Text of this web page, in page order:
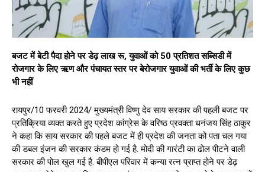
बजट में बेटी पैदा होने पर डेढ़ लाख रू, युवाओं को 50 प्रतिशत सब्सिडी में
रोजगार के लिए ऋण और पंचायत स्तर पर बेरोजगार युवाओं की भर्ती के लिए कुछ
भी नहीं
रायपुर/10 फरवरी 2024/ मुख्यमंत्री विष्णु देव साय सरकार की पहली बजट पर
प्रतिक्रिया व्यक्त करते हुए प्रदेश कांग्रेस के वरिष्ठ प्रवक्ता धनंजय सिंह ठाकुर
ने कहा कि साय सरकार की पहले बजट में ही प्रदेश की जनता को पता चल गया
की डबल इंजन की सरकार कंडम हो गई है. मोदी की गारंटी का ढोल पीटने वाली
सरकार की पोल खुल गई है. बीपीएल परिवार में कन्या रत्न प्राप्त होने पर डेढ़